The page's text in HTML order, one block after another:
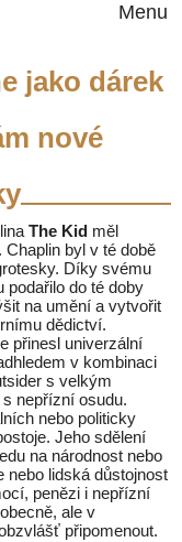
Menu
jako dárek
nové
The Kid měl
Chaplin byl v té době
Díky svému
podařilo do té doby
na umění a vytvořit
dědictví.
přinesl univerzální
v kombinaci
s velkým
nepřízní osudu.
nebo politicky
Jeho sdělení
na národnost nebo
nebo lidská důstojnost
penězi i nepřízní
ale v
připomenout.